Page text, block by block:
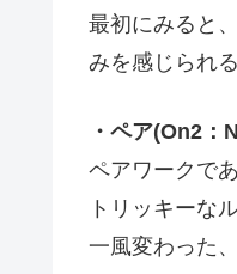
最初にみると
みを感じられ
・ペア(On2：
ペアワークで
トリッキーな
一風変わった